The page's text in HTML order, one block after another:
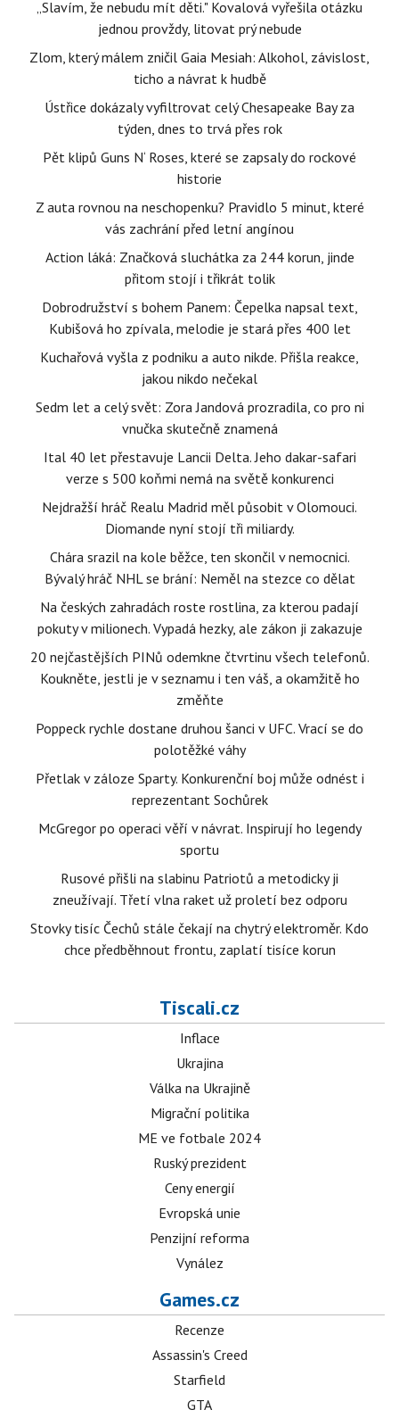
„Slavím, že nebudu mít děti." Kovalová vyřešila otázku
jednou provždy, litovat prý nebude
Zlom, který málem zničil Gaia Mesiah: Alkohol, závislost,
ticho a návrat k hudbě
Ústřice dokázaly vyfiltrovat celý Chesapeake Bay za
týden, dnes to trvá přes rok
Pět klipů Guns N‘ Roses, které se zapsaly do rockové
historie
Z auta rovnou na neschopenku? Pravidlo 5 minut, které
vás zachrání před letní angínou
Action láká: Značková sluchátka za 244 korun, jinde
přitom stojí i třikrát tolik
Dobrodružství s bohem Panem: Čepelka napsal text,
Kubišová ho zpívala, melodie je stará přes 400 let
Kuchařová vyšla z podniku a auto nikde. Přišla reakce,
jakou nikdo nečekal
Sedm let a celý svět: Zora Jandová prozradila, co pro ni
vnučka skutečně znamená
Ital 40 let přestavuje Lancii Delta. Jeho dakar-safari
verze s 500 koňmi nemá na světě konkurenci
Nejdražší hráč Realu Madrid měl působit v Olomouci.
Diomande nyní stojí tři miliardy.
Chára srazil na kole běžce, ten skončil v nemocnici.
Bývalý hráč NHL se brání: Neměl na stezce co dělat
Na českých zahradách roste rostlina, za kterou padají
pokuty v milionech. Vypadá hezky, ale zákon ji zakazuje
20 nejčastějších PINů odemkne čtvrtinu všech telefonů.
Koukněte, jestli je v seznamu i ten váš, a okamžitě ho
změňte
Poppeck rychle dostane druhou šanci v UFC. Vrací se do
polotěžké váhy
Přetlak v záloze Sparty. Konkurenční boj může odnést i
reprezentant Sochůrek
McGregor po operaci věří v návrat. Inspirují ho legendy
sportu
Rusové přišli na slabinu Patriotů a metodicky ji
zneužívají. Třetí vlna raket už proletí bez odporu
Stovky tisíc Čechů stále čekají na chytrý elektroměr. Kdo
chce předběhnout frontu, zaplatí tisíce korun
Tiscali.cz
Inflace
Ukrajina
Válka na Ukrajině
Migrační politika
ME ve fotbale 2024
Ruský prezident
Ceny energií
Evropská unie
Penzijní reforma
Vynález
Games.cz
Recenze
Assassin's Creed
Starfield
GTA